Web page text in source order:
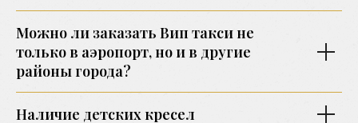
Можно ли заказать Вип такси не
только в аэропорт, но и в другие
районы города?
Наличие детских кресел